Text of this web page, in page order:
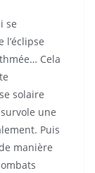
se
Cela
solaire
une
Puis
manière